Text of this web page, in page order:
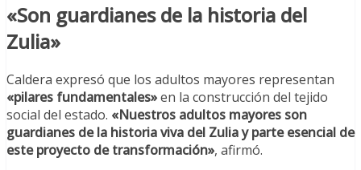
«Son guardianes de la historia del
Zulia»
Caldera expresó que los adultos mayores representan
«pilares fundamentales»en la construcción del tejido
social del estado. «Nuestros adultos mayores son
guardianes de la historia viva del Zulia y parte esencial de
este proyecto de transformación», afirmó.